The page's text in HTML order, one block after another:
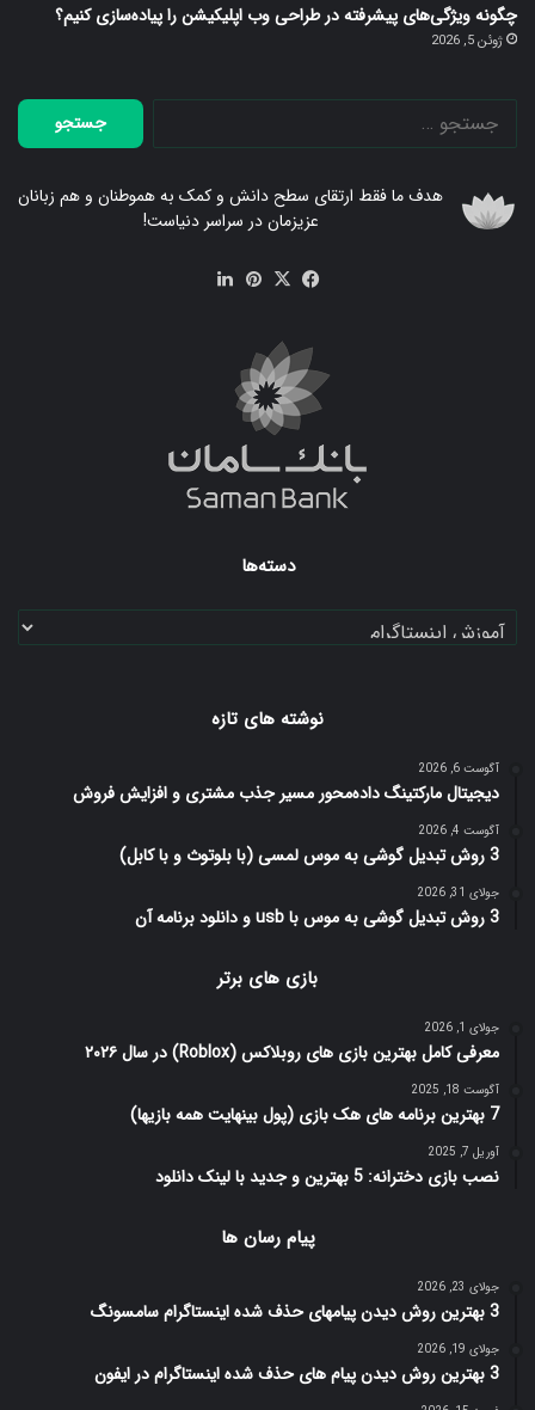
چگونه ویژگی‌های پیشرفته در طراحی وب اپلیکیشن را پیاده‌سازی کنیم؟
ژوئن 5, 2026
جستجو
برای:
هدف ما فقط ارتقای سطح دانش و کمک به هموطنان و هم زبانان
عزیزمان در سراسر دنیاست!
فیسX ‫پین‌ترست
دسته‌ها
دسته‌ها
نوشته های تازه
آگوست 6, 2026
دیجیتال مارکتینگ داده‌محور مسیر جذب مشتری و افزایش فروش
آگوست 4, 2026
3 روش تبدیل گوشی به موس لمسی (با بلوتوث و با کابل)
جولای 31, 2026
3 روش تبدیل گوشی به موس با usb و دانلود برنامه آن
بازی های برتر
جولای 1, 2026
معرفی کامل بهترین بازی های روبلاکس (Roblox) در سال ۲۰۲۶
آگوست 18, 2025
7 بهترین برنامه های هک بازی (پول بینهایت همه بازیها)
آوریل 7, 2025
نصب بازی دخترانه: 5 بهترین و جدید با لینک دانلود
پیام رسان ها
جولای 23, 2026
3 بهترین روش دیدن پیامهای حذف شده اینستاگرام سامسونگ
جولای 19, 2026
3 بهترین روش دیدن پیام های حذف شده اینستاگرام در ایفون